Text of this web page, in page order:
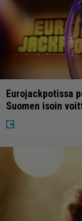
Eurojackpotissa
Suomen isoin